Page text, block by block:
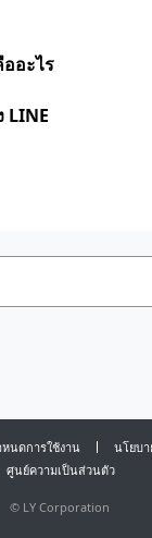
อะไร
LINE
นดการใช้งาน
นโยบ
ศูนย์ความเป็นส่วนตัว
© LY Corporation